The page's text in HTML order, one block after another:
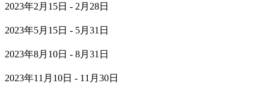
2023年2月15日 - 2月28日
2023年5月15日 - 5月31日
2023年8月10日 - 8月31日
2023年11月10日 - 11月30日